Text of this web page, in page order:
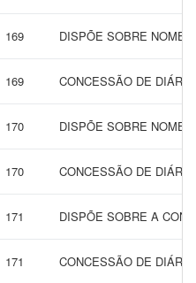
169 DISPÕE SOBRE
169 CONCESSÃO DE
170 DISPÕE SOBRE
170 CONCESSÃO DE
171 DISPÕE SOBRE A
171 CONCESSÃO DE